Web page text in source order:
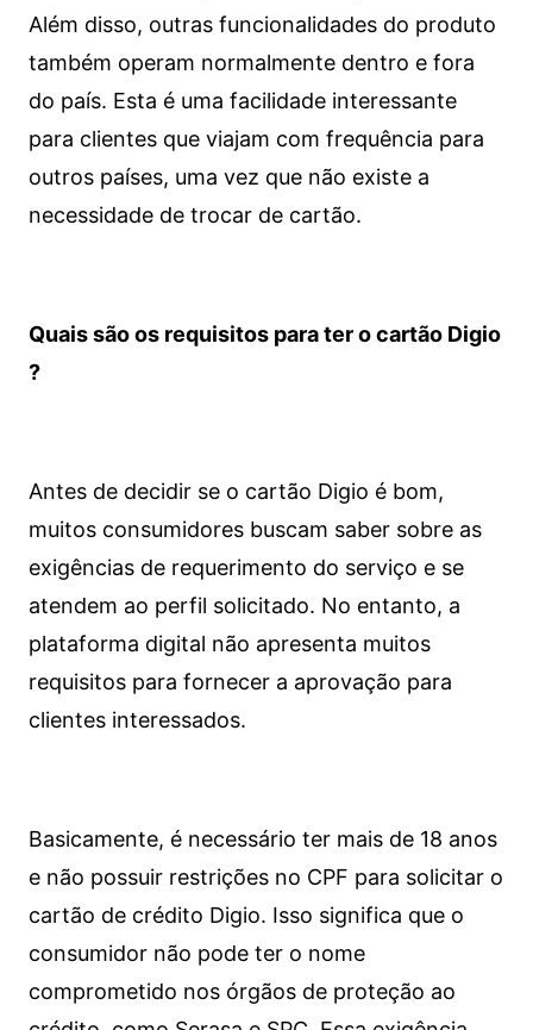
Além disso, outras funcionalidades do produto
também operam normalmente dentro e fora
do país. Esta é uma facilidade interessante
para clientes que viajam com frequência para
outros países, uma vez que não existe a
necessidade de trocar de cartão.
Quais são os requisitos para ter o cartão Digio
?
Antes de decidir se o cartão Digio é bom,
muitos consumidores buscam saber sobre as
exigências de requerimento do serviço e se
atendem ao perfil solicitado. No entanto, a
plataforma digital não apresenta muitos
requisitos para fornecer a aprovação para
clientes interessados.
Basicamente, é necessário ter mais de 18 anos
e não possuir restrições no CPF para solicitar o
cartão de crédito Digio. Isso significa que o
consumidor não pode ter o nome
comprometido nos órgãos de proteção ao